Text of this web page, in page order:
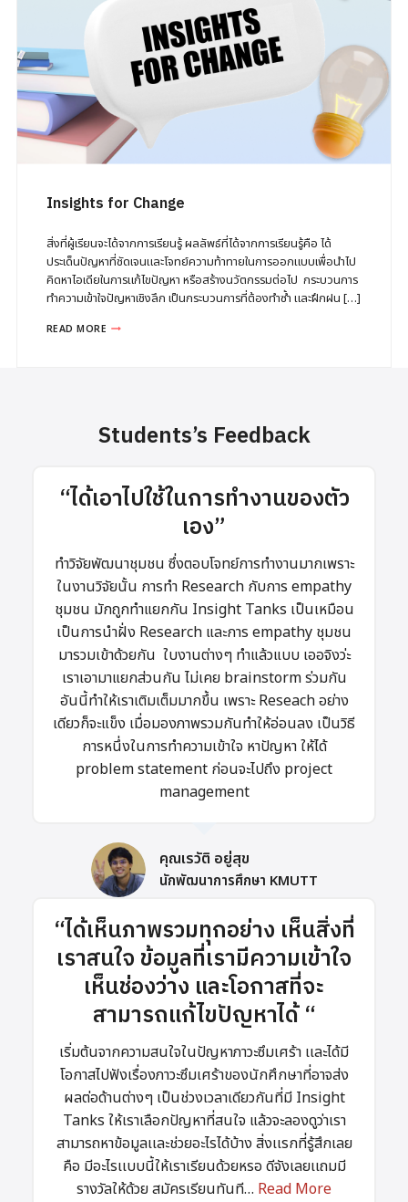
Insights for Change
สิ่งที่ผู้เรียนจะได้จากการเรียนรู้ ผลลัพธ์ที่ได้จากการเรียนรู้คือ ได้
ประเด็นปัญหาที่ชัดเจนและโจทย์ความท้าทายในการออกแบบเพื่อนำไป
คิดหาไอเดียในการแก้ไขปัญหา หรือสร้างนวัตกรรมต่อไป กระบวนการ
ทำความเข้าใจปัญหาเชิงลึก เป็นกระบวนการที่ต้องทำซ้ำ และฝึกฝน […]
READ MORE
S
F
H
E
Students’s Feedback
“ได้เอาไปใช้ในการทำงานของตัว
เอง”
ทำวิจัยพัฒนาชุมชน ซึ่งตอบโจทย์การทำงานมากเพราะ
ในงานวิจัยนั้น การทำ Research กับการ empathy
ชุมชน มักถูกทำแยกกัน Insight Tanks เป็นเหมือน
เป็นการนำฝั่ง Research และการ empathy ชุมชน
มารวมเข้าด้วยกัน ใบงานต่างๆ ทำแล้วแบบ เออจิงว่ะ
เราเอามาแยกส่วนกัน ไม่เคย brainstorm ร่วมกัน
อันนี้ทำให้เราเติมเต็มมากขึ้น เพราะ Reseach อย่าง
เดียวก็จะแข็ง เมื่อมองภาพรวมกันทำให้อ่อนลง เป็นวิธี
การหนึ่งในการทำความเข้าใจ หาปัญหา ให้ได้
problem statement ก่อนจะไปถึง project
management
คุณเรวัติ​ อยู่​สุข​
นักพัฒนา​การศึกษา​ KMUTT​
“ได้เห็นภาพรวมทุกอย่าง เห็นสิ่งที่
เราสนใจ ข้อมูลที่เรามีความเข้าใจ
เห็นช่องว่าง และโอกาสที่จะ
สามารถแก้ไขปัญหาได้ “
เริ่มต้นจากความสนใจในปัญหาภาวะซึมเศร้า เเละได้มี
โอกาสไปฟังเรื่องภาวะซึมเศร้าของนักศึกษาที่อาจส่ง
ผลต่อด้านต่างๆ เป็นช่วงเวลาเดียวกันที่มี Insight
Tanks ให้เราเลือกปัญหาที่สนใจ แล้วจะลองดูว่าเรา
สามารถหาข้อมูลเเละช่วยอะไรได้บ้าง สิ่งเเรกที่รู้สึกเลย
คือ มีอะไรเเบบนี้ให้เราเรียนด้วยหรอ ดีจังเลยเเถมมี
รางวัลให้ด้วย สมัครเรียนทันที… Read More